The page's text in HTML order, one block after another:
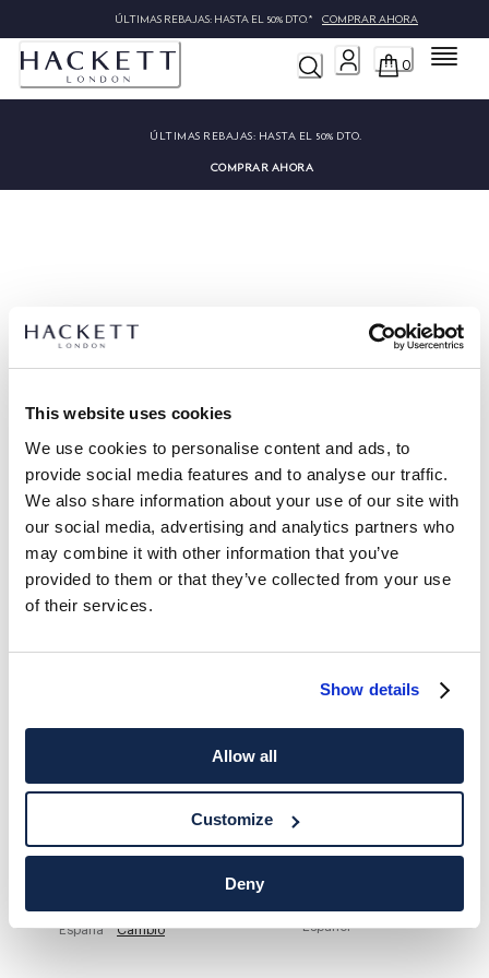
This website uses cookies
We use cookies to personalise content and ads, to
provide social media features and to analyse our traffic.
We also share information about your use of our site with
our social media, advertising and analytics partners who
may combine it with other information that you’ve
provided to them or that they’ve collected from your use
of their services.
Show details
Allow all
Customize
Deny
ÚLTIMAS REBAJAS: HASTA EL 50% DTO.* COMPRAR AHORA
0 Menú
ÚLTIMAS REBAJAS: HASTA EL 50% DTO.
COMPRAR AHORA
Lo sentimos, no hemos podido
encontrar "".
HACKETT NEWSLETTER
DISFRUTA DE UN 10%DE DESCUENTO EN TU PRIMERA
COMPRA
ofertas exclusivas.
España Cambio Español